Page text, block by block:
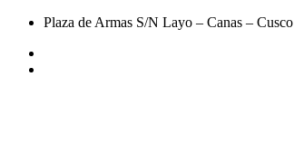
Plaza de Armas S/N Layo – Canas – Cusco